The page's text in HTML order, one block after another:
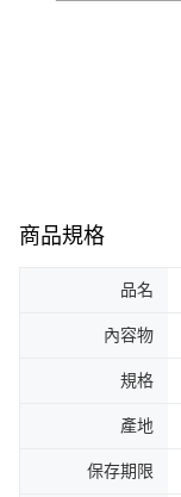
商品規格
品名
內容物
規格
產地
保存期限